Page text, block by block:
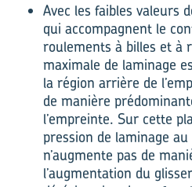
Avec les faibles valeurs
qui accompagnent le
roulements à billes et à
maximale de laminage
la région arrière de
de manière
l’empreinte. Sur cette
pression de laminage
n’augmente pas de
l’augmentation du